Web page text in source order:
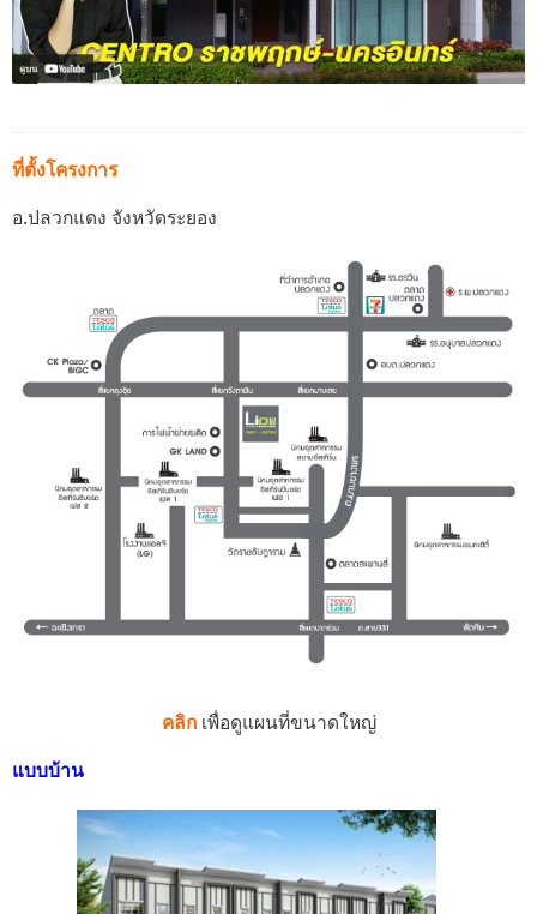
ที่ตั้งโครงการ
อ.ปลวกแดง จังหวัดระยอง
คลิก เพื่อดูแผนที่ขนาดใหญ่
แบบบ้าน